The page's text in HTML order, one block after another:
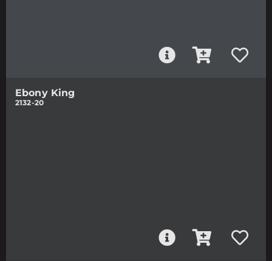
Ebony King
2132-20